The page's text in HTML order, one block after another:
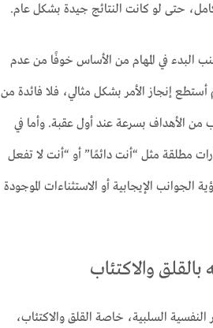
حتى لو كانت النتائج جيدة بشكل عام.
البدء في المهام من الأساس خوفًا من عدم
إنجاز الأمر بشكل مثالي، فلا فائدة من
من الأهداف بسرعة عند أول عقبة. وأما في
مطلقة مثل “أنت دائمًا” أو “أنت لا تفعل
الإيجابية أو الاستثناءات الموجودة
والاكتئاب
السلبية، خاصة القلق والاكتئاب،